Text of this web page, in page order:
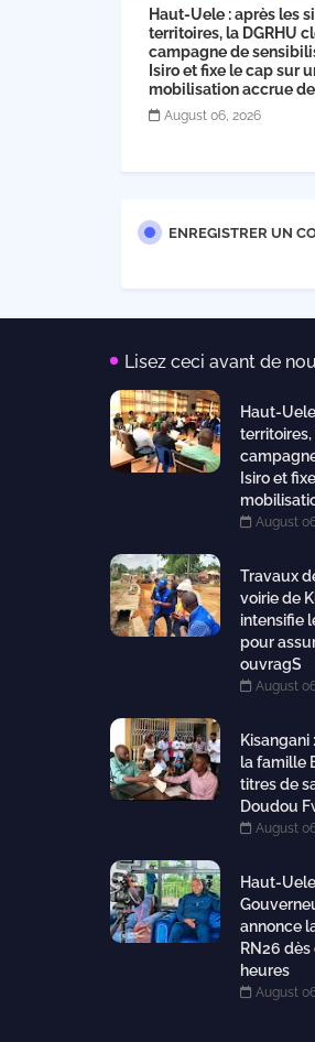
Haut-Uele : après les
territoires, la DGRHU
campagne de
Isiro et fixe le cap sur
mobilisation accrue
August 06, 2026
ENREGISTRER UN
Lisez ceci avant de
Haut-
territoires,
Isiro et
August
Travaux
voirie de
intensifie
pour
ouvragS
August
Kisangani
la famille
titres de
Doudou
August
Haut-
annonce
RN26
heures
August